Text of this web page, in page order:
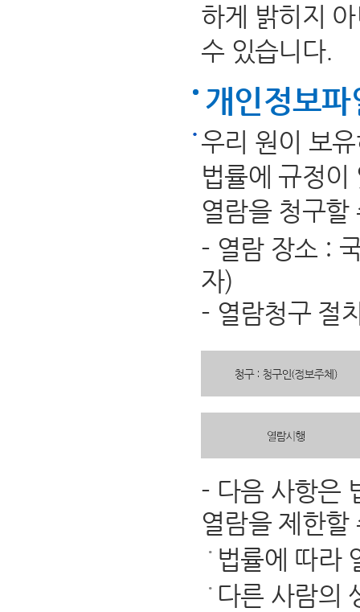
하게 밝히지
수 있습니다.
개인정보
우리 원이 보유
법률에 규정
열람을 청구할
- 열람 장소 :
자)
- 열람청구 절
- 다음 사항은
열람을 제한할
법률에 따라
다른 사람의